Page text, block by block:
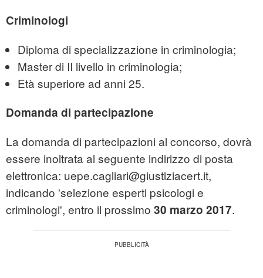
Criminologi
Diploma di specializzazione in criminologia;
Master di II livello in criminologia;
Età superiore ad anni 25.
Domanda di partecipazione
La domanda di partecipazioni al concorso, dovrà
essere inoltrata al seguente indirizzo di posta
elettronica: uepe.cagliari@giustiziacert.it,
indicando 'selezione esperti psicologi e
criminologi', entro il prossimo 30 marzo 2017.